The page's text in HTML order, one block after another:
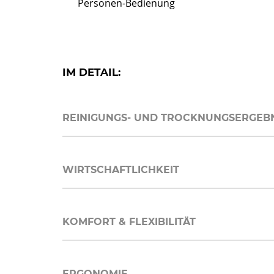
Personen-Bedienung
IM DETAIL:
REINIGUNGS- UND
WIRTSCHAFTLICHKEIT
KOMFORT & FLEXIBILITÄT